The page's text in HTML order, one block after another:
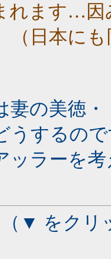
れます…因
（日本に
妻の美徳
うするの
ッラーを
（▼ をクリ